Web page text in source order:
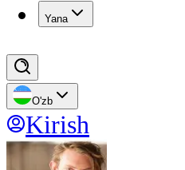
Yana
O'zb
Kirish